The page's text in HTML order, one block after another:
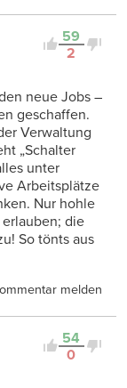
59
2
neue Jobs –
geschaffen.
Verwaltung
„Schalter
unter
Arbeitsplätze
Nur hohle
die
So tönts aus
melden
54
0